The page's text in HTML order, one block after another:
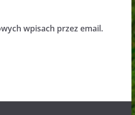
wpisach przez email.